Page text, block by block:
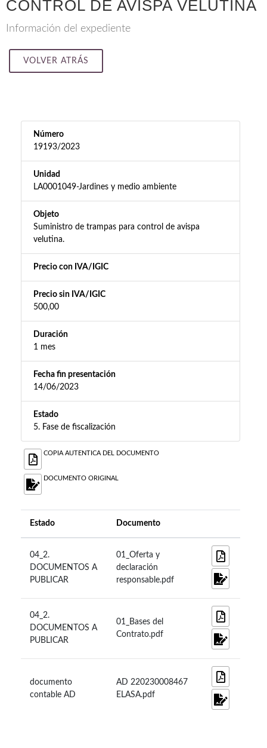
CONTROL DE AVISPA VELUTINA
Información del expediente
VOLVER ATRÁS
Número
19193/2023
Unidad
LA0001049-Jardines y medio ambiente
Objeto
Suministro de trampas para control de avispa
velutina.
Precio con IVA/IGIC
Precio sin IVA/IGIC
500,00
Duración
1 mes
Fecha fin presentación
14/06/2023
Estado
5. Fase de fiscalización
COPIA AUTENTICA DEL DOCUMENTO
DOCUMENTO ORIGINAL
Estado Documento
04_2.
DOCUMENTOS A
PUBLICAR
01_Oferta y
declaración
responsable.pdf
04_2.
DOCUMENTOS A
PUBLICAR
01_Bases del
Contrato.pdf
documento
contable AD
AD 220230008467
ELASA.pdf